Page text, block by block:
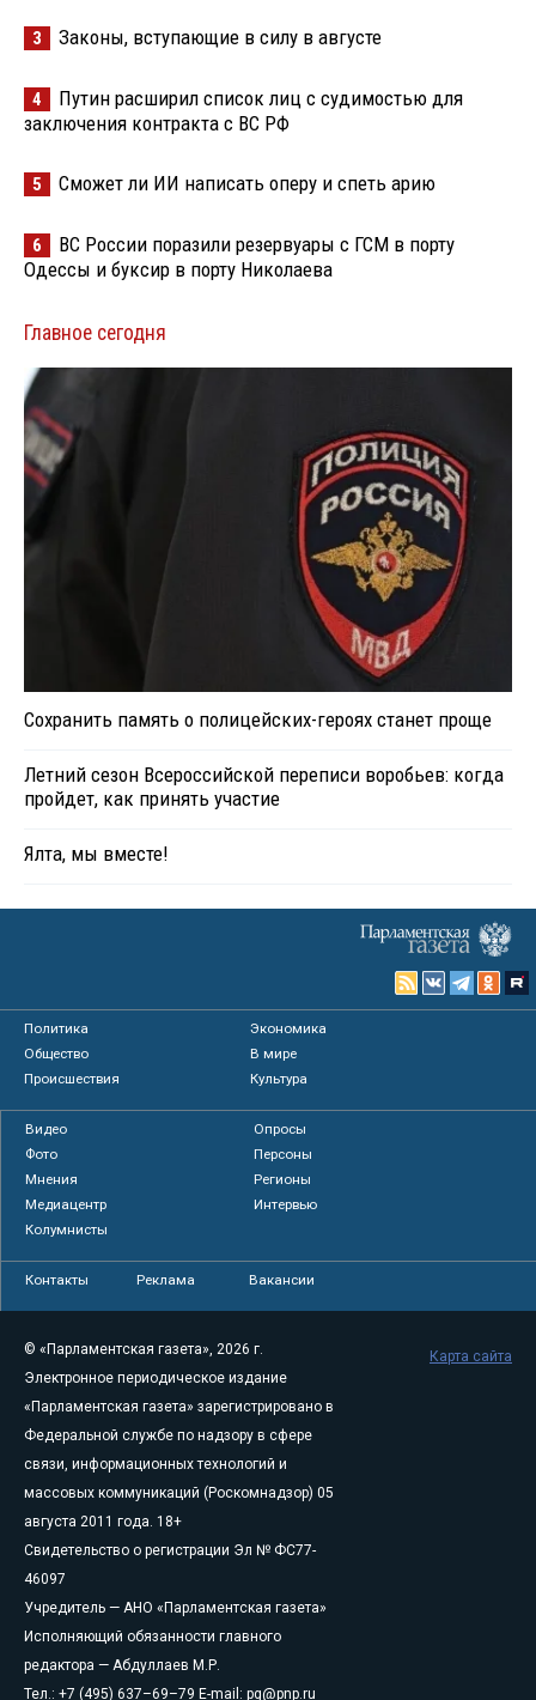
3 Законы, вступающие в силу в августе
4
Путин расширил список лиц с судимостью для
заключения контракта с ВС РФ
5 Сможет ли ИИ написать оперу и спеть арию
6
ВС России поразили резервуары с ГСМ в порту
Одессы и буксир в порту Николаева
Главное сегодня
Сохранить память о полицейских-героях станет проще
Летний сезон Всероссийской переписи воробьев: когда
пройдет, как принять участие
Ялта, мы вместе!
Политика
Экономика
Общество
В мире
Происшествия
Культура
Видео
Опросы
Фото
Персоны
Мнения
Регионы
Медиацентр
Интервью
Колумнисты
Контакты Реклама Вакансии
© «Парламентская газета», 2026 г.
Электронное периодическое издание
«Парламентская газета» зарегистрировано в
Федеральной службе по надзору в сфере
связи, информационных технологий и
массовых коммуникаций (Роскомнадзор) 05
августа 2011 года. 18+
Свидетельство о регистрации Эл № ФС77-
46097
Учредитель — АНО «Парламентская газета»
Исполняющий обязанности главного
редактора — Абдуллаев М.Р.
Тел.: +7 (495) 637–69–79 E-mail: pg@pnp.ru
Карта сайта